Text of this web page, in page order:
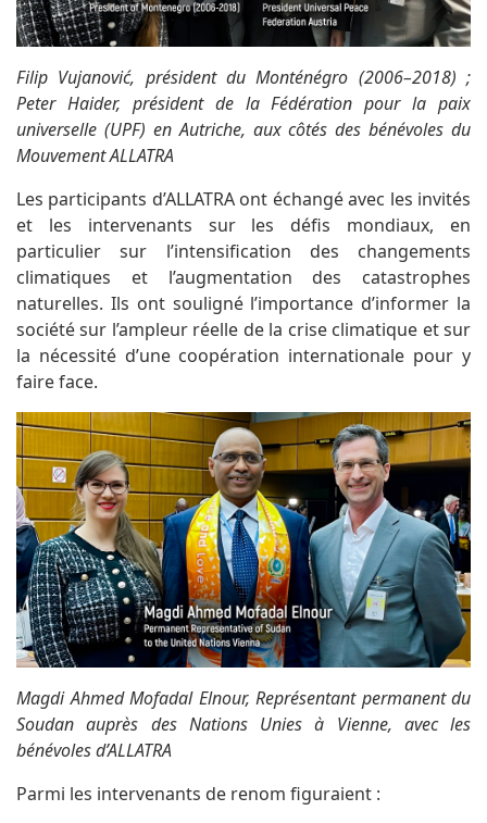
Filip Vujanović, président du Monténégro (2006–2018) ;
Peter Haider, président de la Fédération pour la paix
universelle (UPF) en Autriche, aux côtés des bénévoles du
Mouvement ALLATRA
Les participants d’ALLATRA ont échangé avec les invités
et les intervenants sur les défis mondiaux, en
particulier sur l’intensification des changements
climatiques et l’augmentation des catastrophes
naturelles. Ils ont souligné l’importance d’informer la
société sur l’ampleur réelle de la crise climatique et sur
la nécessité d’une coopération internationale pour y
faire face.
Magdi Ahmed Mofadal Elnour, Représentant permanent du
Soudan auprès des Nations Unies à Vienne, avec les
bénévoles d’ALLATRA
Parmi les intervenants de renom figuraient :